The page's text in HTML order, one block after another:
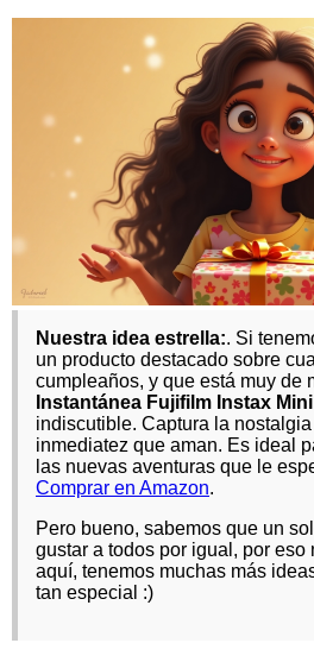
Nuestra idea estrella:. Si
un producto destacado sobre
cumpleaños, y que está muy de
Instantánea Fujifilm Instax Mini
indiscutible. Captura la
inmediatez que aman. Es ideal
las nuevas aventuras que le
Comprar en Amazon.
Pero bueno, sabemos que un
gustar a todos por igual, por eso
aquí, tenemos muchas más
tan especial :)